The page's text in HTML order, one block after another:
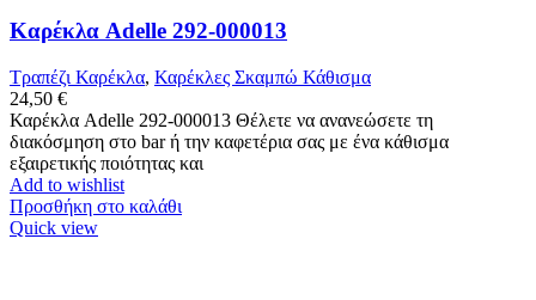
Καρέκλα Adelle 292-000013
Τραπέζι Καρέκλα, Καρέκλες Σκαμπώ Κάθισμα
24,50 €
Καρέκλα Adelle 292-000013 Θέλετε να ανανεώσετε τη
διακόσμηση στο bar ή την καφετέρια σας με ένα κάθισμα
εξαιρετικής ποιότητας και
Add to wishlist
Προσθήκη στο καλάθι
Quick view